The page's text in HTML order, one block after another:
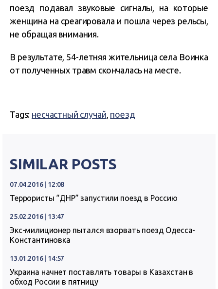
поезд подавал звуковые сигналы, на которые
женщина на среагировала и пошла через рельсы,
не обращая внимания.
В результате, 54-летняя жительница села Воинка
от полученных травм скончалась на месте.
Tags: несчастный случай, поезд
SIMILAR POSTS
07.04.2016 | 12:08
Террористы “ДНР” запустили поезд в Россию
25.02.2016 | 13:47
Экс-милиционер пытался взорвать поезд Одесса-
Константиновка
13.01.2016 | 14:57
Украина начнет поставлять товары в Казахстан в
обход России в пятницу